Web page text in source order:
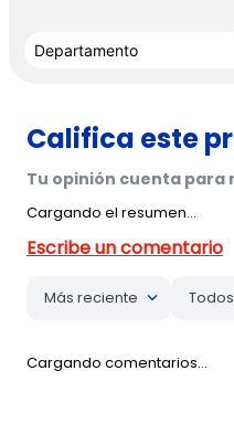
Cargando el resumen…
Más reciente Todos
Cargando comentarios…